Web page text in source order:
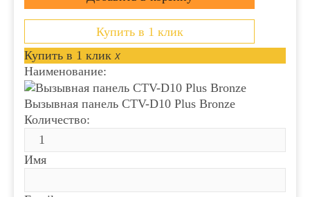
Купить в 1 клик
Купить в 1 клик x
Наименование:
Вызывная панель CTV-D10 Plus Bronze
Количество:
Имя